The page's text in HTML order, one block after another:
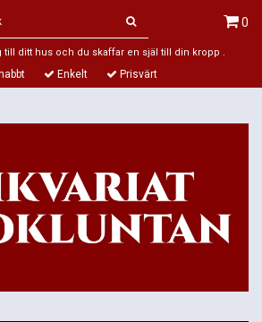
0
till ditt hus och du skaffar en själ till din kropp .
Enkelt Prisvärt